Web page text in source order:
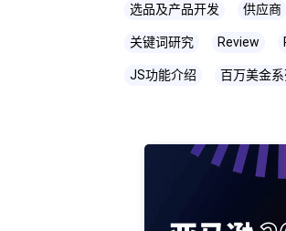
选品及产品开发 供应商
关键词研究 Review
JS功能介绍 百万美金系
cpc广告